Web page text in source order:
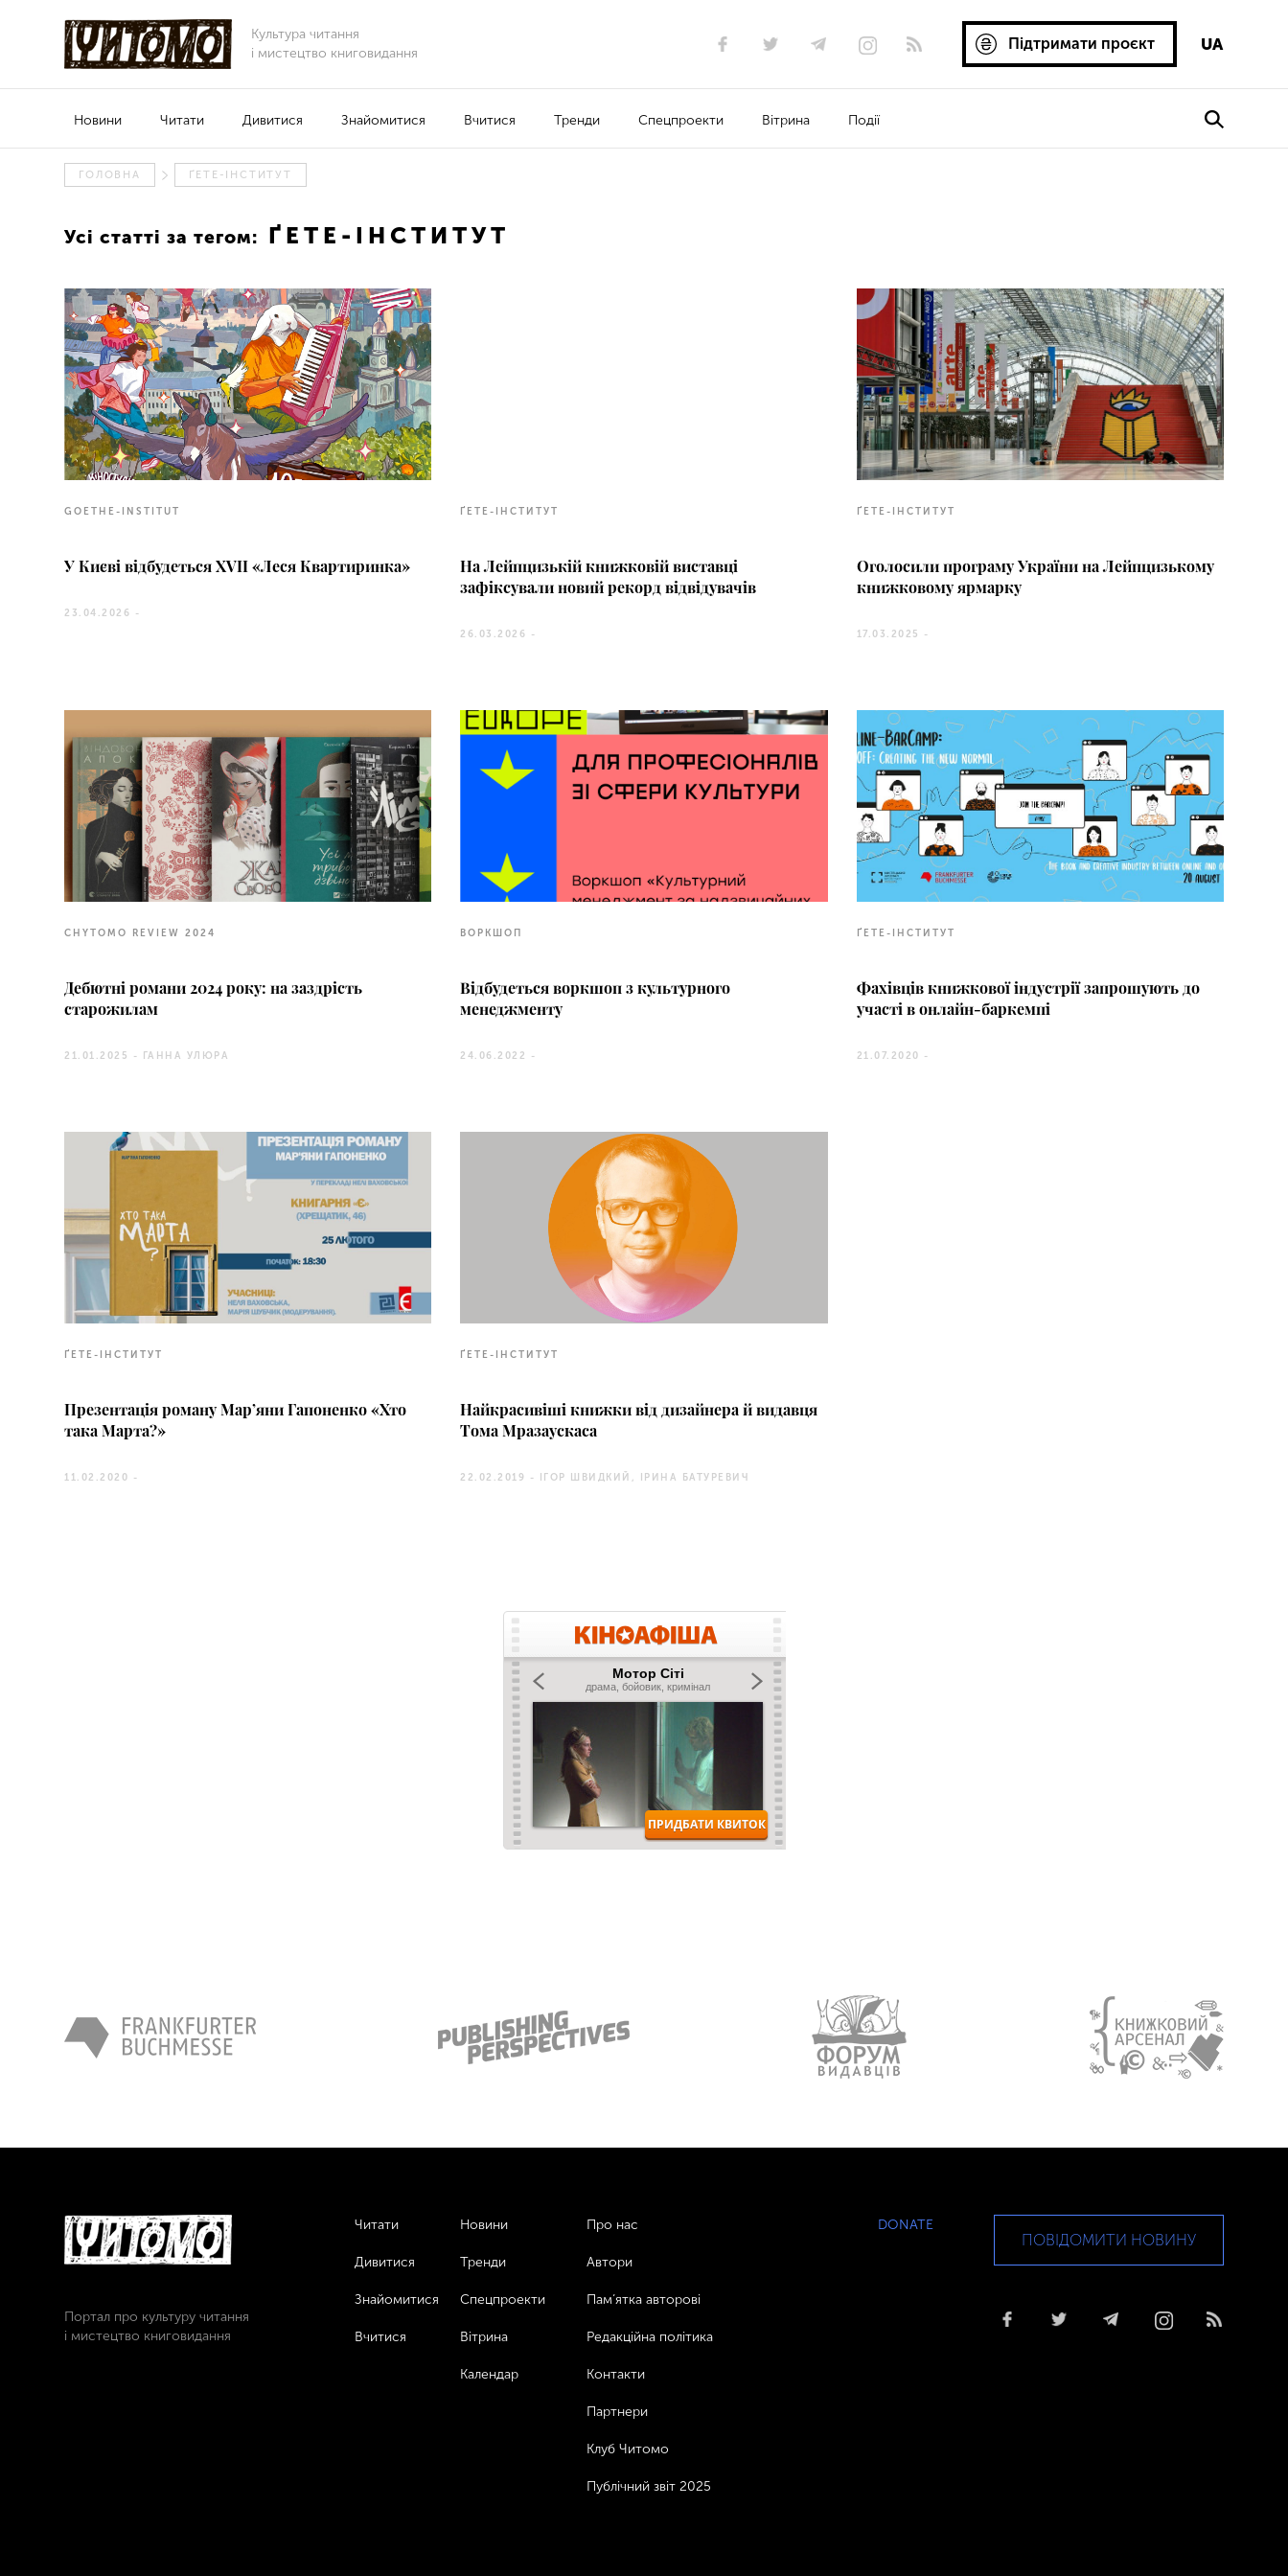
Культура читання
і мистецтво книговидання
UA
Підтримати проєкт
Новини Читати Дивитися Знайомитися Вчитися Тренди Спецпроекти Вітрина Події
ГОЛОВНА ҐЕТЕ-ІНСТИТУТ
Усі статті за тегом: ҐЕТЕ-ІНСТИТУТ
GOETHE-INSTITUT
У Києві відбудеться XVII «Леся Квартиринка»
23.04.2026 -
ҐЕТЕ-ІНСТИТУТ
На Лейпцизькій книжковій виставці
зафіксували новий рекорд відвідувачів
26.03.2026 -
ҐЕТЕ-ІНСТИТУТ
Оголосили програму України на Лейпцизькому
книжковому ярмарку
17.03.2025 -
CHYTOMO REVIEW 2024
Дебютні романи 2024 року: на заздрість
старожилам
21.01.2025 - ГАННА УЛЮРА
ВОРКШОП
Відбудеться воркшоп з культурного
менеджменту
24.06.2022 -
ҐЕТЕ-ІНСТИТУТ
Фахівців книжкової індустрії запрошують до
участі в онлайн-баркемпі
21.07.2020 -
ҐЕТЕ-ІНСТИТУТ
Презентація роману Мар’яни Гапоненко «Хто
така Марта?»
11.02.2020 -
ҐЕТЕ-ІНСТИТУТ
Найкрасивіші книжки від дизайнера й видавця
Тома Мразаускаса
22.02.2019 - ІГОР ШВИДКИЙ, ІРИНА БАТУРЕВИЧ
Портал про культуру читання
і мистецтво книговидання
Читати
Дивитися
Знайомитися
Вчитися
Новини
Тренди
Спецпроекти
Вітрина
Календар
Про нас
Автори
Пам’ятка авторові
Редакційна політика
Контакти
Партнери
Клуб Читомо
Публічний звіт 2025
DONATE
ПОВІДОМИТИ НОВИНУ